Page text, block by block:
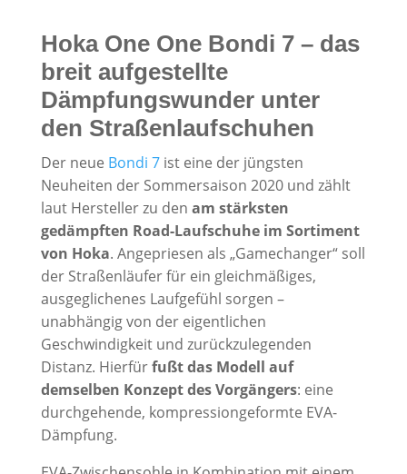
Hoka One One Bondi 7 – das
breit aufgestellte
Dämpfungswunder unter
den Straßenlaufschuhen
Der neue Bondi 7ist eine der jüngsten
Neuheiten der Sommersaison 2020 und zählt
laut Hersteller zu den am stärksten
gedämpften Road-Laufschuhe im Sortiment
von Hoka. Angepriesen als „Gamechanger“ soll
der Straßenläufer für ein gleichmäßiges,
ausgeglichenes Laufgefühl sorgen –
unabhängig von der eigentlichen
Geschwindigkeit und zurückzulegenden
Distanz. Hierfürfußt das Modell auf
demselben Konzept des Vorgängers: eine
durchgehende, kompressiongeformte EVA-
Dämpfung.